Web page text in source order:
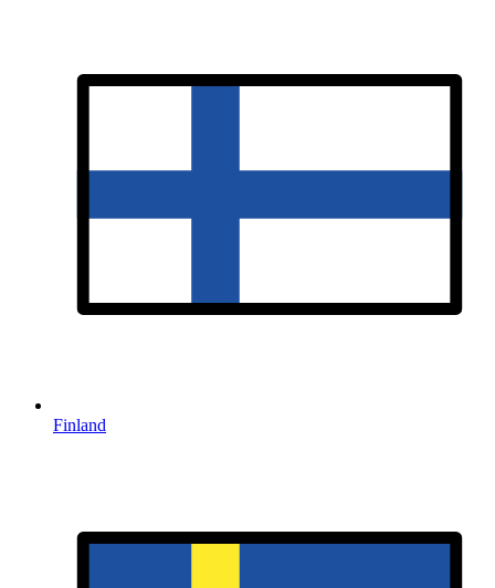
Finland